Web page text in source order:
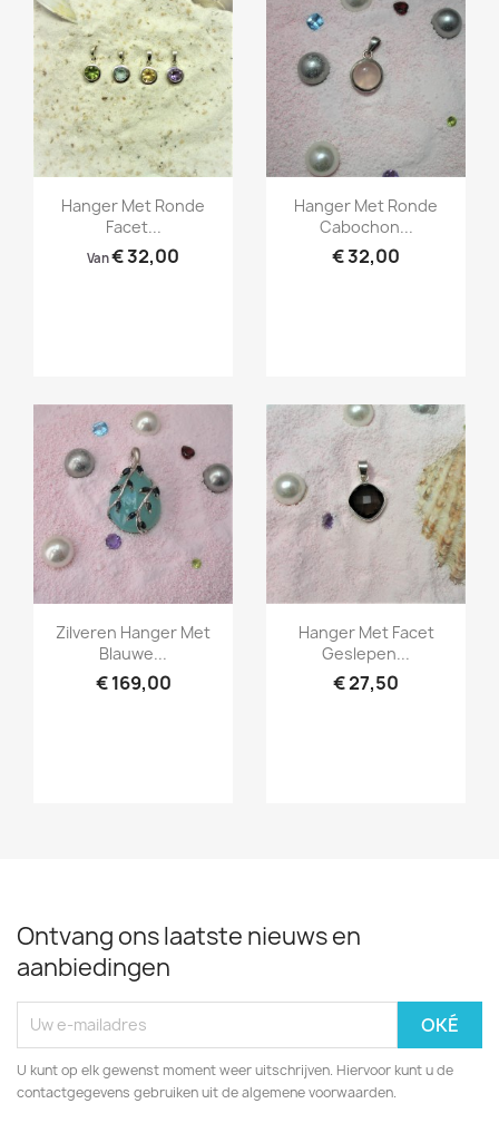
Snel bekijken
Hanger Met Ronde
Facet...
Van€ 32,00
Snel bekijken
Hanger Met Ronde
Cabochon...
€ 32,00
Snel bekijken
Zilveren Hanger Met
Blauwe...
€ 169,00
Snel bekijken
Hanger Met Facet
Geslepen...
€ 27,50
Ontvang ons laatste nieuws en
aanbiedingen
U kunt op elk gewenst moment weer uitschrijven. Hiervoor kunt u de
contactgegevens gebruiken uit de algemene voorwaarden.